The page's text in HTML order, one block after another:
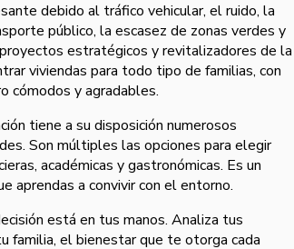
debido al tráfico vehicular, el ruido, la
público, la escasez de zonas verdes y
estratégicos y revitalizadores de la
viviendas para todo tipo de familias, con
cómodos y agradables.
tiene a su disposición numerosos
Son múltiples las opciones para elegir
académicas y gastronómicas. Es un
aprendas a convivir con el entorno.
está en tus manos. Analiza tus
familia, el bienestar que te otorga cada